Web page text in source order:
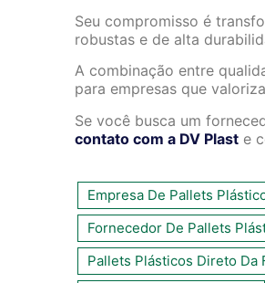
Seu compromisso é
robustas e de alta
A combinação entre
para empresas que
Se você busca um
contato com a DV Plast e
Empresa De Pallets
Fornecedor De Pallets
Pallets Plásticos Direto Da